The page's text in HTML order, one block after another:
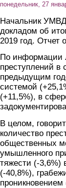
понедельник, 27
Начальник
докладом об
2019 год. Отчет
По информации
преступлений в
предыдущим
системой
(+11,5%), в
В целом,
количество
общественных
умышленного
тяжести (‑3,6%)
(‑40,8%),
проникновением